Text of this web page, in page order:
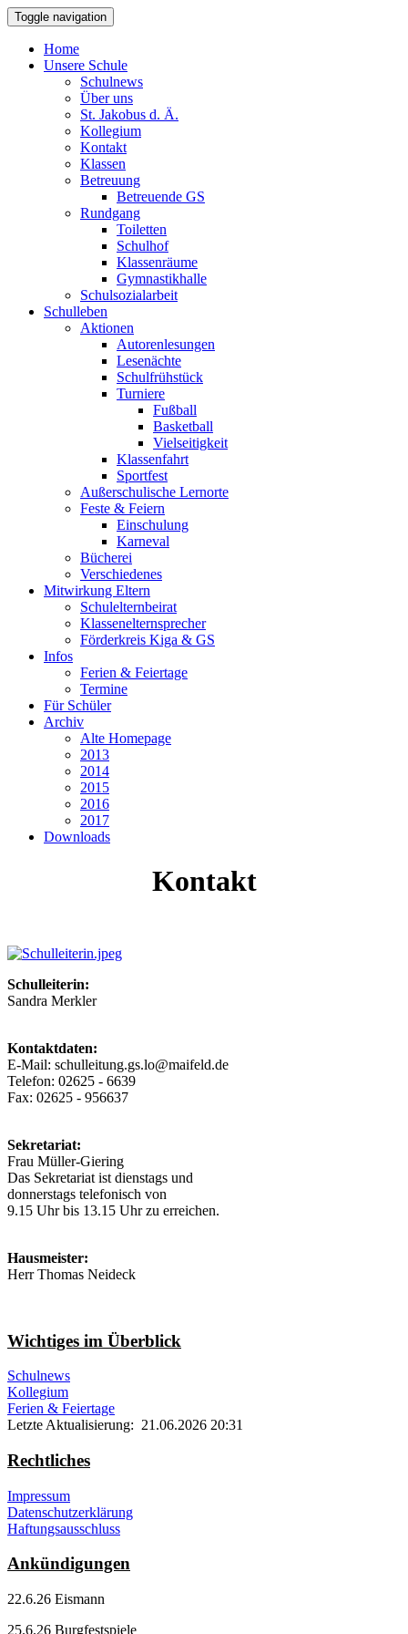
Toggle navigation
Home
Unsere Schule
Schulnews
Über uns
St. Jakobus d. Ä.
Kollegium
Kontakt
Klassen
Betreuung
Betreuende GS
Rundgang
Toiletten
Schulhof
Klassenräume
Gymnastikhalle
Schulsozialarbeit
Schulleben
Aktionen
Autorenlesungen
Lesenächte
Schulfrühstück
Turniere
Fußball
Basketball
Vielseitigkeit
Klassenfahrt
Sportfest
Außerschulische Lernorte
Feste & Feiern
Einschulung
Karneval
Bücherei
Verschiedenes
Mitwirkung Eltern
Schulelternbeirat
Klassenelternsprecher
Förderkreis Kiga & GS
Infos
Ferien & Feiertage
Termine
Für Schüler
Archiv
Alte Homepage
2013
2014
2015
2016
2017
Downloads
Kontakt
Schulleiterin:
Sandra Merkler
Kontaktdaten:
E-Mail: schulleitung.gs.lo@maifeld.de
Telefon: 02625 - 6639
Fax: 02625 - 956637
Sekretariat:
Frau Müller-Giering
Das Sekretariat ist dienstags und
donnerstags telefonisch von
9.15 Uhr bis 13.15 Uhr zu erreichen.
Hausmeister:
Herr Thomas Neideck
Wichtiges im Überblick
Schulnews
Kollegium
Ferien & Feiertage
Letzte Aktualisierung: 21.06.2026 20:31
Rechtliches
Impressum
Datenschutzerklärung
Haftungsausschluss
Ankündigungen
22.6.26 Eismann
25.6.26 Burgfestspiele